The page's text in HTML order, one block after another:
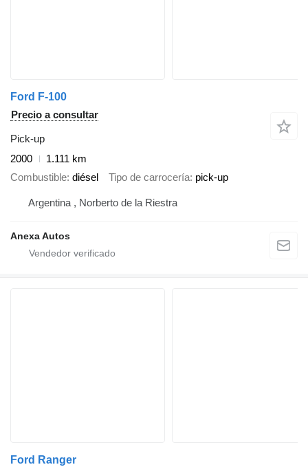
Ford F-100
Precio a consultar
Pick-up
2000
1.111 km
Combustible diésel Tipo de carrocería pick-up
Argentina , Norberto de la Riestra
Anexa Autos
Ford Ranger